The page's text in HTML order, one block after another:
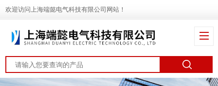
欢迎访问上海端懿电气科技有限公司网站！